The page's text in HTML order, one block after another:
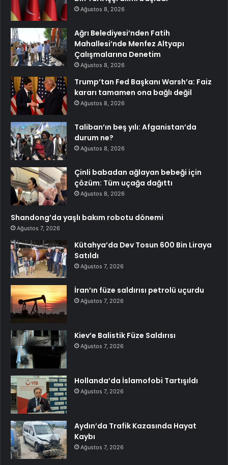
Ağustos 8, 2026
Ağrı Belediyesi’nden Fatih
Mahallesi’nde Menfez Altyapı
Çalışmalarına Denetim
Ağustos 8, 2026
Trump’tan Fed Başkanı Warsh’a: Faiz
kararı tamamen ona bağlı değil
Ağustos 8, 2026
Taliban’ın beş yılı: Afganistan’da
durum ne?
Ağustos 8, 2026
Çinli babadan ağlayan bebeği için
çözüm: Tüm uçağa dağıttı
Ağustos 8, 2026
Shandong’da yaşlı bakım robotu dönemi
Ağustos 7, 2026
Kütahya’da Dev Tosun 600 Bin Liraya
Satıldı
Ağustos 7, 2026
İran’ın füze saldırısı petrolü uçurdu
Ağustos 7, 2026
Kiev’e Balistik Füze Saldırısı
Ağustos 7, 2026
Hollanda’da İslamofobi Tartışıldı
Ağustos 7, 2026
Aydın’da Trafik Kazasında Hayat
Kaybı
Ağustos 7, 2026